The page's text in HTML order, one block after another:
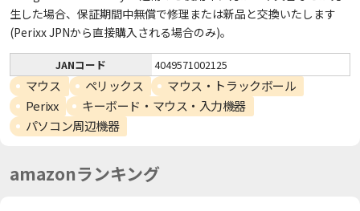
生した場合、保証期間中無償で修理または新品と交換いたします
(Perixx JPNから直接購入される場合のみ)。
JANコード 4049571002125
マウス ペリックス
マウス・トラックボール
Perixx
キーボード・マウス・入力機器
パソコン周辺機器
amazonランキング